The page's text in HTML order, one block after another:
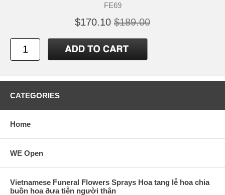
FE69
$170.10 $189.00
CATEGORIES
Home
WE Open
Vietnamese Funeral Flowers Sprays Hoa tang lễ hoa chia
buồn hoa ðưa tiễn người thân